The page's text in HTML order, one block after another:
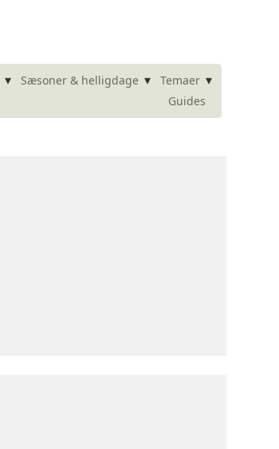
▾ Sæsoner & helligdage ▾ Temaer ▾
Guides